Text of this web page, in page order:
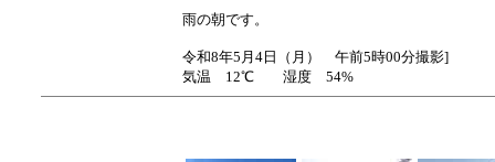
雨の朝です。
令和8年5月4日（月） 午前5時00分撮影]
気温 12℃ 湿度 54%